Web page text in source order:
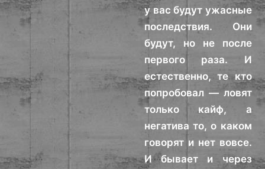
у вас будут ужасные
последствия. Они
будут, но не после
первого раза. И
естественно, те кто
попробовал — ловят
только кайф, а
негатива то, о каком
говорят и нет вовсе.
И бывает и через